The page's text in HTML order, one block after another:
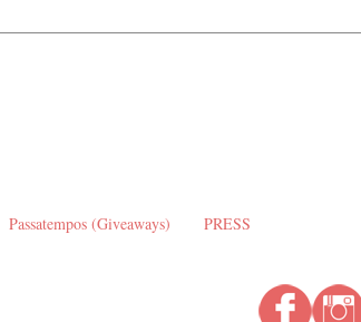
Passatempos (Giveaways) PRESS